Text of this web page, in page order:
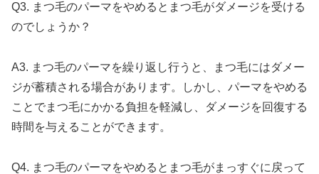
Q3. まつ毛のパーマをやめるとまつ毛がダメージを受ける
のでしょうか？
A3. まつ毛のパーマを繰り返し行うと、まつ毛にはダメー
ジが蓄積される場合があります。しかし、パーマをやめる
ことでまつ毛にかかる負担を軽減し、ダメージを回復する
時間を与えることができます。
Q4. まつ毛のパーマをやめるとまつ毛がまっすぐに戻って